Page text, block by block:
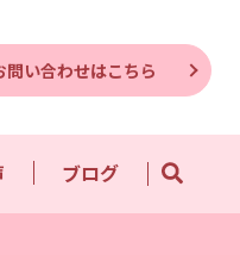
ブログ search
問い合わせはこちら